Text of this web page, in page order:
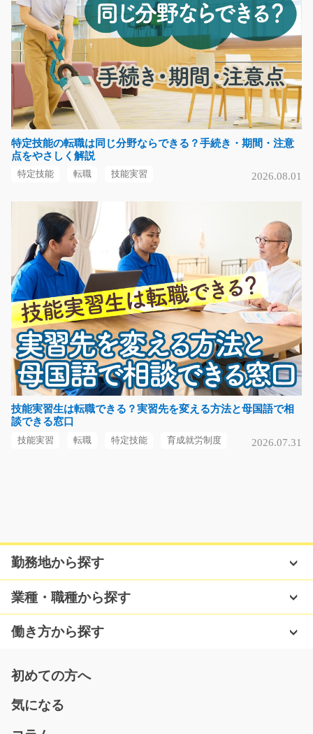
トしてボタンを押す…
長期（3ヶ月以上）
時給1250円～
熊本県玉名市
気になる
安心の大手企業！小型エンジン部品の加工/g04_01
296
急募
歓迎！高時給！小型…
長期（3ヶ月以上）
時給1700円～時給2125円
滋賀県湖南市
気になる
企業より持ち込まれる一般廃棄物の仕分け/t03_00
764
急募
腰を据えてしっかり働きたい方にピッタリ！ トラックで
運ばれてきた一般廃…
長期（3ヶ月以上）
時給1300円
電力ケーブルの組立作業/g04_02593
急募
高圧用の電力ケーブルの組立作業をお任せします。 ♪シ
ンプル作業の繰り返…
長期（3ヶ月以上）
時給1,250円
特定技能の転職は同じ分野ならできる？手続き・期間・注意
点をやさしく解説
特定技能 転職 技能実習 2026.08.01
技能実習生は転職できる？実習先を変える方法と母国語で相
談できる窓口
技能実習 転職 特定技能 育成就労制度 2026.07.31
勤務地から探す
業種・職種から探す
働き方から探す
初めての方へ
気になる